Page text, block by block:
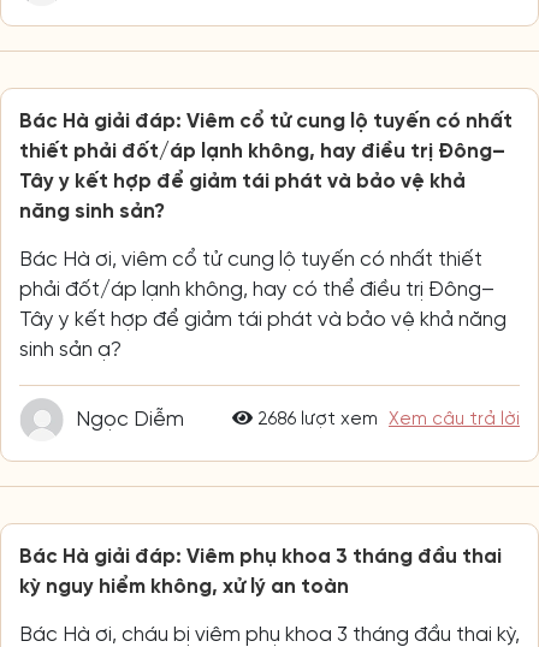
Bác Hà giải đáp: Viêm cổ tử cung lộ tuyến có nhất
thiết phải đốt/áp lạnh không, hay điều trị Đông–
Tây y kết hợp để giảm tái phát và bảo vệ khả
năng sinh sản?
Bác Hà ơi, viêm cổ tử cung lộ tuyến có nhất thiết
phải đốt/áp lạnh không, hay có thể điều trị Đông–
Tây y kết hợp để giảm tái phát và bảo vệ khả năng
sinh sản ạ?
Ngọc Diễm 2686 lượt xem Xem câu trả lời
Bác Hà giải đáp: Viêm phụ khoa 3 tháng đầu thai
kỳ nguy hiểm không, xử lý an toàn
Bác Hà ơi, cháu bị viêm phụ khoa 3 tháng đầu thai kỳ,